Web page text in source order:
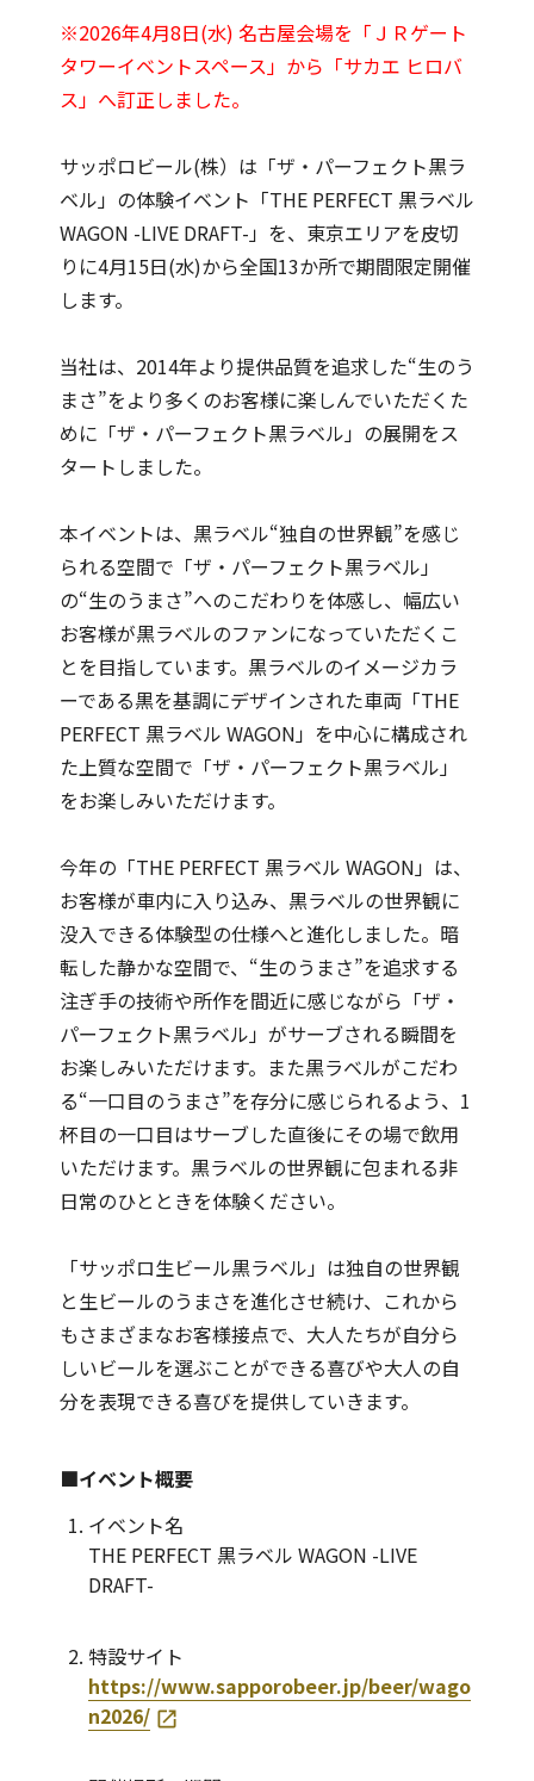
※2026年4月8日(水) 名古屋会場を「ＪＲゲート
タワーイベントスペース」から「サカエ ヒロバ
ス」へ訂正しました。
サッポロビール(株）は「ザ・パーフェクト黒ラ
ベル」の体験イベント「THE PERFECT 黒ラベル
WAGON -LIVE DRAFT-」を、東京エリアを皮切
りに4月15日(水)から全国13か所で期間限定開催
します。
当社は、2014年より提供品質を追求した“生のう
まさ”をより多くのお客様に楽しんでいただくた
めに「ザ・パーフェクト黒ラベル」の展開をス
タートしました。
本イベントは、黒ラベル“独自の世界観”を感じ
られる空間で「ザ・パーフェクト黒ラベル」
の“生のうまさ”へのこだわりを体感し、幅広い
お客様が黒ラベルのファンになっていただくこ
とを目指しています。黒ラベルのイメージカラ
ーである黒を基調にデザインされた車両「THE
PERFECT 黒ラベル WAGON」を中心に構成され
た上質な空間で「ザ・パーフェクト黒ラベル」
をお楽しみいただけます。
今年の「THE PERFECT 黒ラベル WAGON」は、
お客様が車内に入り込み、黒ラベルの世界観に
没入できる体験型の仕様へと進化しました。暗
転した静かな空間で、“生のうまさ”を追求する
注ぎ手の技術や所作を間近に感じながら「ザ・
パーフェクト黒ラベル」がサーブされる瞬間を
お楽しみいただけます。また黒ラベルがこだわ
る“一口目のうまさ”を存分に感じられるよう、1
杯目の一口目はサーブした直後にその場で飲用
いただけます。黒ラベルの世界観に包まれる非
日常のひとときを体験ください。
「サッポロ生ビール黒ラベル」は独自の世界観
と生ビールのうまさを進化させ続け、これから
もさまざまなお客様接点で、大人たちが自分ら
しいビールを選ぶことができる喜びや大人の自
分を表現できる喜びを提供していきます。
■イベント概要
イベント名
THE PERFECT 黒ラベル WAGON -LIVE
DRAFT-
特設サイト
https://www.sapporobeer.jp/beer/wago
n2026/